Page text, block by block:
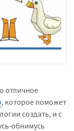
отличное
, которое поможет
создать, и с
обнимусь